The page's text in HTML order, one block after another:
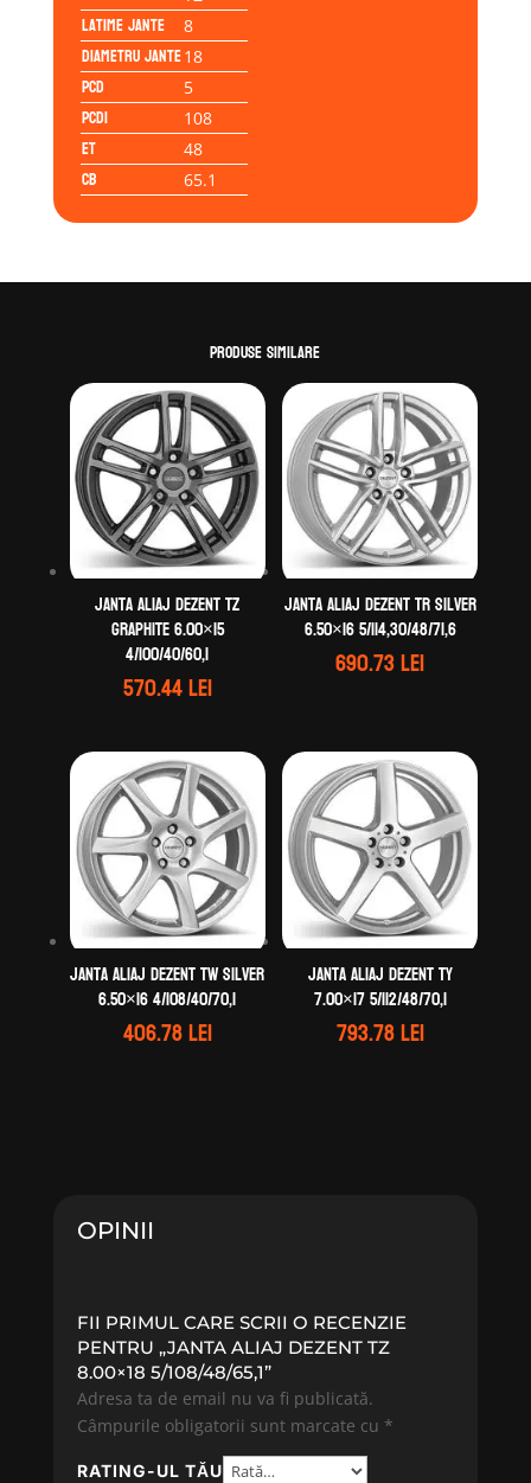
Latime jante 8
Diametru jante18
PCD 5
PCD1 108
ET 48
CB 65.1
Produse similare
Janta aliaj DEZENT TZ
graphite 6.00×15
4/100/40/60,1
570.44lei
Janta aliaj DEZENT TR silver
6.50×16 5/114,30/48/71,6
690.73lei
Janta aliaj DEZENT TW silver
6.50×16 4/108/40/70,1
406.78lei
Janta aliaj DEZENT TY
7.00×17 5/112/48/70,1
793.78lei
OPINII
FII PRIMUL CARE SCRII O RECENZIE
PENTRU „JANTA ALIAJ DEZENT TZ
8.00×18 5/108/48/65,1”
Adresa ta de email nu va fi publicată.
Câmpurile obligatorii sunt marcate cu *
RATING-UL TĂU